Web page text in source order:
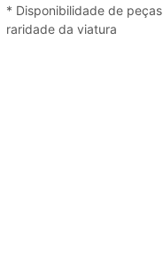
* Disponibilidade de
raridade da viatura